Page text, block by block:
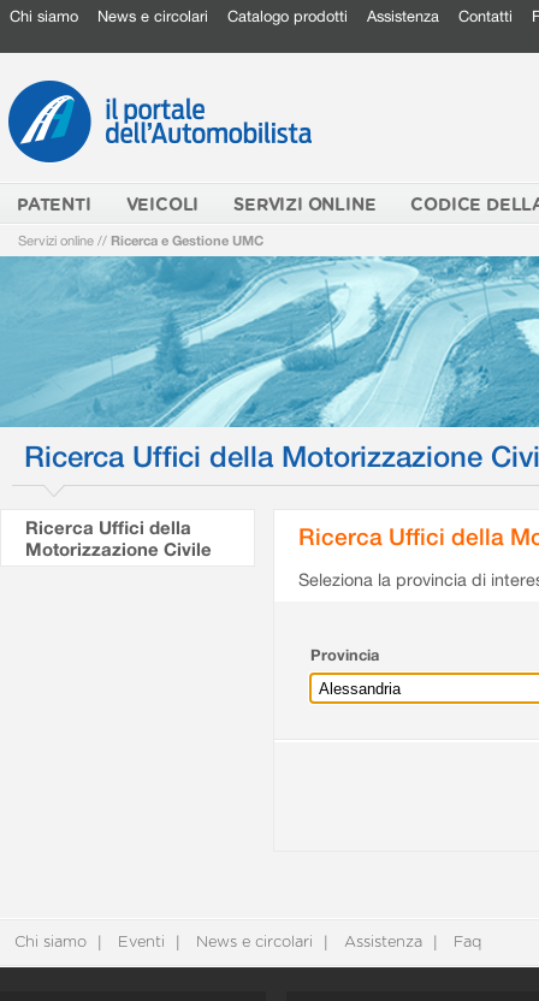
Chi siamo News e circolari Catalogo prodotti Assistenza Contatti
PATENTI VEICOLI SERVIZI ONLINE CODICE
Servizi online // Ricerca e Gestione UMC
Ricerca Uffici della Motorizzazione
Ricerca Uffici della
Motorizzazione Civile
Ricerca Uffici della
Seleziona la provincia di
Provincia
Chi siamo Eventi News e circolari Assistenza Faq